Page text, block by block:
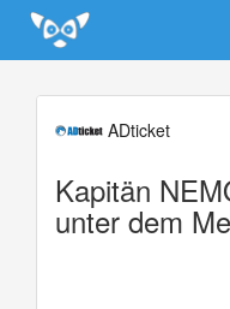
Update cookies preferences
ADticket
Kapitän
unter dem